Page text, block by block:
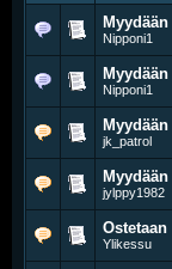
Myydään
Nipponi1
Myydään
Nipponi1
Myydään
jk_patrol
Myydään
jylppy1982
Ostetaan
Ylikessu